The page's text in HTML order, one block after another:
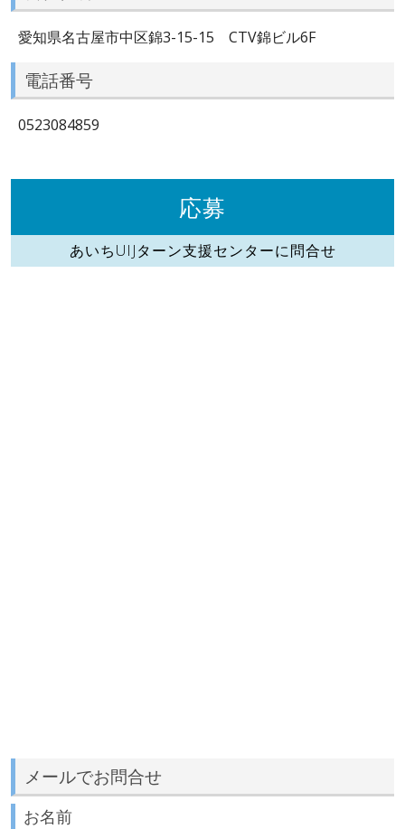
愛知県名古屋市中区錦3-15-15 CTV錦ビル6F
電話番号
0523084859
応募
あいちUIJターン支援センターに問合せ
メールでお問合せ
お名前